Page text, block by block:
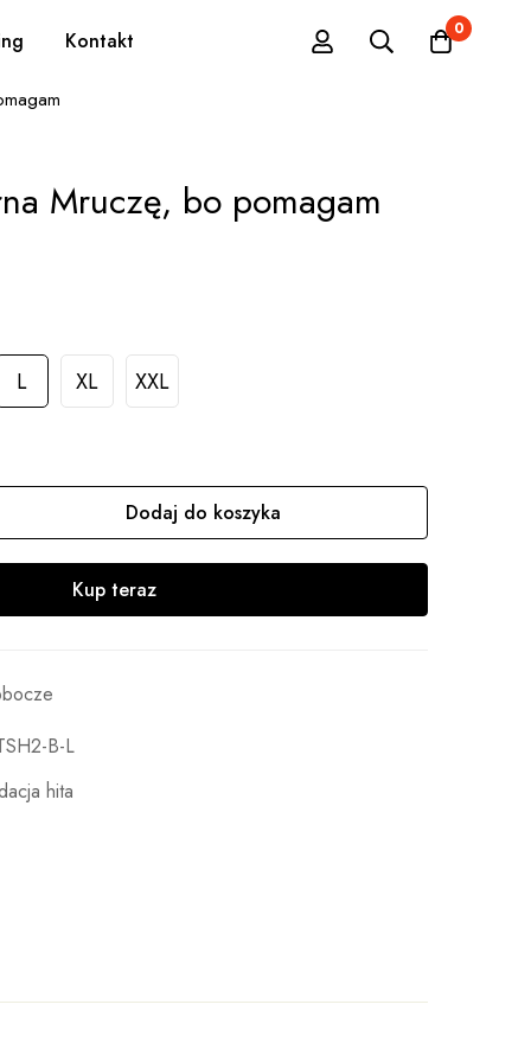
Kontakt 0
Mruczę, bo pomagam
L XL XXL
Dodaj do koszyka
Kup teraz
B-L
hita